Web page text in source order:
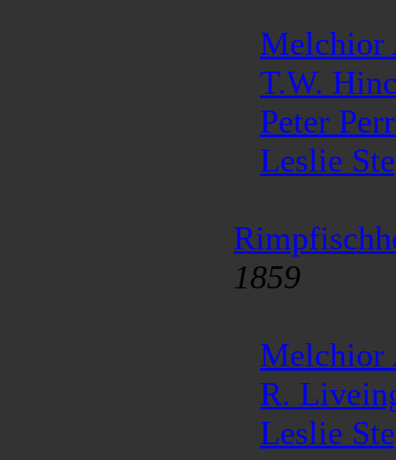
Melchior
T.W.
Peter
Leslie
1859
Melchior
R.
Leslie